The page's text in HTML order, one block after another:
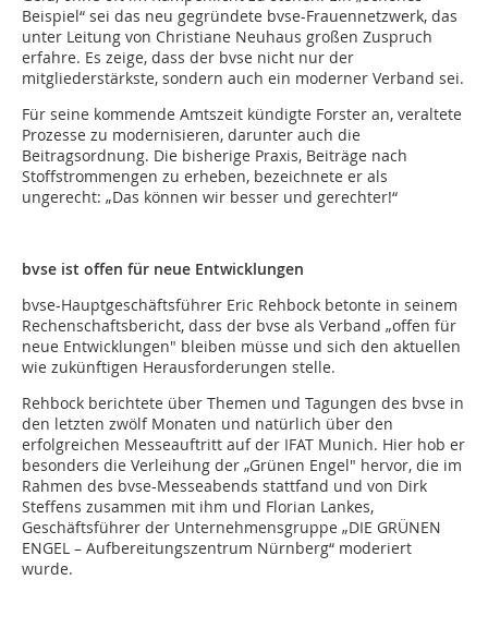
Beispiel“ sei das neu gegründete bvse-Frauennetzwerk, das
unter Leitung von Christiane Neuhaus großen Zuspruch
erfahre. Es zeige, dass der bvse nicht nur der
mitgliederstärkste, sondern auch ein moderner Verband sei.
Für seine kommende Amtszeit kündigte Forster an, veraltete
Prozesse zu modernisieren, darunter auch die
Beitragsordnung. Die bisherige Praxis, Beiträge nach
Stoffstrommengen zu erheben, bezeichnete er als
ungerecht: „Das können wir besser und gerechter!“
bvse ist offen für neue Entwicklungen
bvse-Hauptgeschäftsführer Eric Rehbock betonte in seinem
Rechenschaftsbericht, dass der bvse als Verband „offen für
neue Entwicklungen" bleiben müsse und sich den aktuellen
wie zukünftigen Herausforderungen stelle.
Rehbock berichtete über Themen und Tagungen des bvse in
den letzten zwölf Monaten und natürlich über den
erfolgreichen Messeauftritt auf der IFAT Munich. Hier hob er
besonders die Verleihung der „Grünen Engel" hervor, die im
Rahmen des bvse-Messeabends stattfand und von Dirk
Steffens zusammen mit ihm und Florian Lankes,
Geschäftsführer der Unternehmensgruppe „DIE GRÜNEN
ENGEL – Aufbereitungszentrum Nürnberg“ moderiert
wurde.